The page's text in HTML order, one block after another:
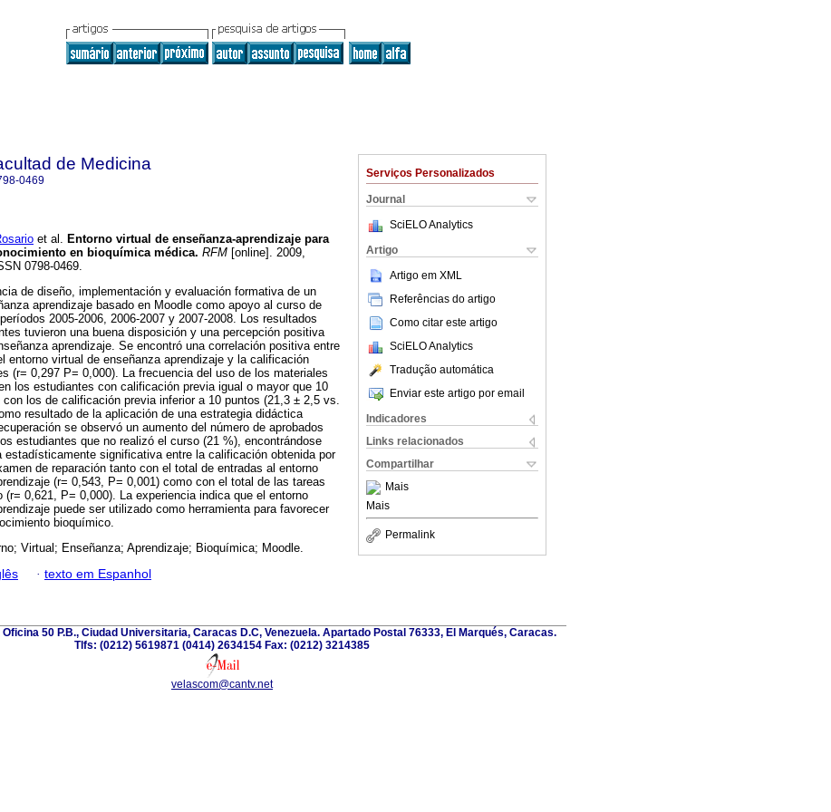
Serviços Personalizados
Journal
SciELO Analytics
Artigo
Artigo em XML
Referências do artigo
Como citar este artigo
SciELO Analytics
Tradução automática
Enviar este artigo por email
Indicadores
Links relacionados
Compartilhar
Mais
Mais
Permalink
de Medicina
0469
et al. Entorno virtual de enseñanza-aprendizaje para
en bioquímica médica. RFM [online]. 2009,
0798-0469.
de diseño, implementación y evaluación formativa de un
aprendizaje basado en Moodle como apoyo al curso de
2005-2006, 2006-2007 y 2007-2008. Los resultados
tuvieron una buena disposición y una percepción positiva
aprendizaje. Se encontró una correlación positiva entre
entorno virtual de enseñanza aprendizaje y la calificación
(r= 0,297 P= 0,000). La frecuencia del uso de los materiales
los estudiantes con calificación previa igual o mayor que 10
los de calificación previa inferior a 10 puntos (21,3 ± 2,5 vs.
resultado de la aplicación de una estrategia didáctica
se observó un aumento del número de aprobados
estudiantes que no realizó el curso (21 %), encontrándose
estadísticamente significativa entre la calificación obtenida por
de reparación tanto con el total de entradas al entorno
(r= 0,543, P= 0,001) como con el total de las tareas
(r= 0,621, P= 0,000). La experiencia indica que el entorno
puede ser utilizado como herramienta para favorecer
bioquímico.
Virtual; Enseñanza; Aprendizaje; Bioquímica; Moodle.
· texto em Espanhol
50 P.B., Ciudad Universitaria, Caracas D.C, Venezuela. Apartado Postal 76333, El Marqués, Caracas.
Tlfs: (0212) 5619871 (0414) 2634154 Fax: (0212) 3214385
velascom@cantv.net